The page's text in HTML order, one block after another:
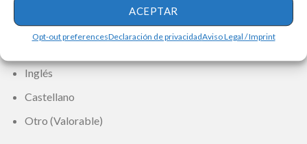
ACEPTAR
Opt-out preferencesDeclaración de privacidadAviso Legal / Imprint
Vea cómo solicitar fácilmente una oportunidad
laboral en el área de limpieza que le ofrece el Grupo
EULEN
Inglés
Castellano
Otro (Valorable)